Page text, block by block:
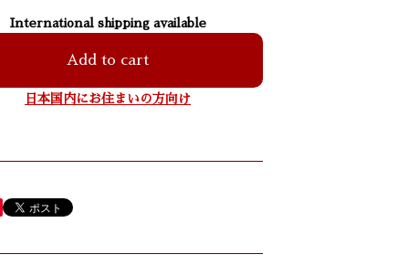
International shipping available
Add to cart
日本国内にお住まいの方向け